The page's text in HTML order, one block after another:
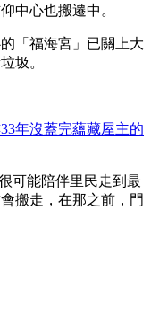
中心也搬遷中。
「福海宮」已關上大
圾。
年沒蓋完蘊藏屋主的
可能陪伴里民走到最
搬走，在那之前，門